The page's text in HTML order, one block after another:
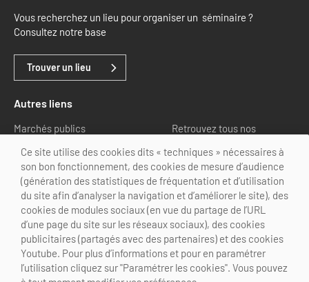
Vous recherchez un lieu pour organiser un séminaire ?
Consultez notre base
Trouver un lieu
Autres liens
Marchés publics
Retrouvez tous nos
Nous suivre
@Choose Paris Region
Mentions légales
Crédits Personnalisation des cookies
Ce site utilise des cookies dits « techniques » nécessaires à
son bon fonctionnement, des cookies de mesure d’audience
(génération des statistiques de fréquentation et d’utilisation
du site afin d’analyser la navigation et d’améliorer le site), des
cookies de modules sociaux (en vue du partage de l’URL
d’une page du site sur les réseaux sociaux), des cookies
publicitaires (partagés avec des partenaires) et des cookies
Youtube. Pour plus d’informations et pour en paramétrer
l’utilisation cliquez sur "Paramétrer les cookies". Vous pouvez